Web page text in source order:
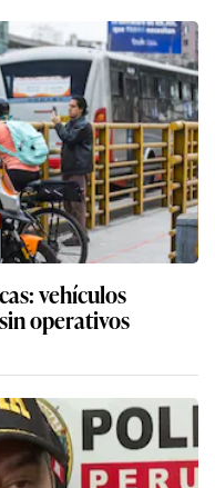
vehículos
operativos